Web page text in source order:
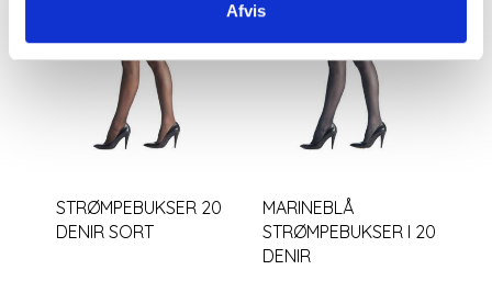
Afvis
STRØMPEBUKSER 20
DENIR SORT
MARINEBLÅ
STRØMPEBUKSER I 20
DENIR